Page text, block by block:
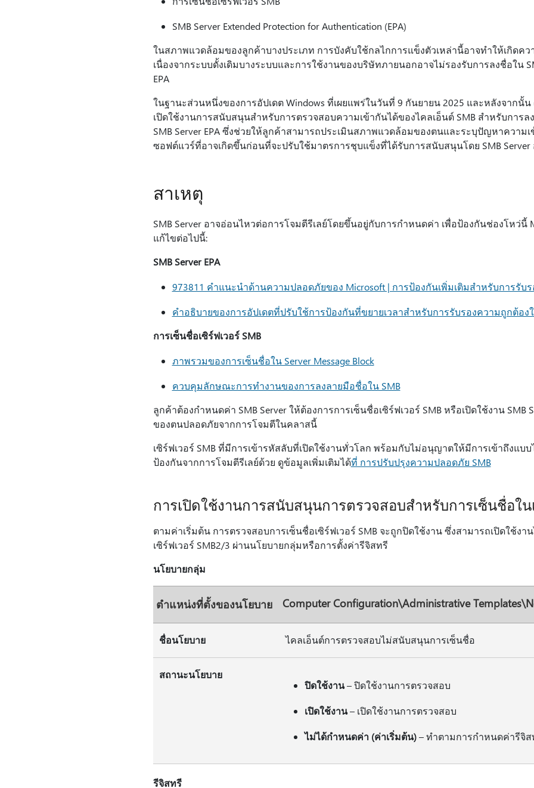
SMB Server Extended Protection for Authentication (EPA)
ในสภาพแวดล้อมของลูกค้าบางประเภท การบังคับใช้กลไกการแข็งตัวเหล่านี้อาจทําให้เกิดคว
เนื่องจากระบบดั้งเดิมบางระบบและการใช้งานของบริษัทภายนอกอาจไม่รองรับการลงชื่อใน
EPA
ในฐานะส่วนหนึ่งของการอัปเดต Windows ที่เผยแพร่ในวันที่ 9 กันยายน 2025 และหลังจากนั้น
เปิดใช้งานการสนับสนุนสําหรับการตรวจสอบความเข้ากันได้ของไคลเอ็นต์ SMB สําหรับการลง
SMB Server EPA ซึ่งช่วยให้ลูกค้าสามารถประเมินสภาพแวดล้อมของตนและระบุปัญหาควา
ซอฟต์แวร์ที่อาจเกิดขึ้นก่อนที่จะปรับใช้มาตรการชุบแข็งที่ได้รับการสนับสนุนโดย SMB Server
สาเหตุ
SMB Server อาจอ่อนไหวต่อการโจมตีรีเลย์โดยขึ้นอยู่กับการกําหนดค่า เพื่อป้องกันช่องโหว่นี้
แก้ไขต่อไปนี้:
SMB Server EPA
973811 คําแนะนําด้านความปลอดภัยของ Microsoft | การป้องกันเพิ่มเติมสําหรับการรับ
คําอธิบายของการอัปเดตที่ปรับใช้การป้องกันที่ขยายเวลาสําหรับการรับรองความถูกต้อง
การเซ็นชื่อเซิร์ฟเวอร์ SMB
ภาพรวมของการเซ็นชื่อใน Server Message Block
ควบคุมลักษณะการทํางานของการลงลายมือชื่อใน SMB
ลูกค้าต้องกําหนดค่า SMB Server ให้ต้องการการเซ็นชื่อเซิร์ฟเวอร์ SMB หรือเปิดใช้งาน SMB
ของตนปลอดภัยจากการโจมตีในคลาสนี้
เซิร์ฟเวอร์ SMB ที่มีการเข้ารหัสลับที่เปิดใช้งานทั่วโลก พร้อมกับไม่อนุญาตให้มีการเข้าถึงแบบ
ป้องกันจากการโจมตีรีเลย์ด้วย ดูข้อมูลเพิ่มเติมได้ที่ การปรับปรุงความปลอดภัย SMB
การเปิดใช้งานการสนับสนุนการตรวจสอบสําหรับการเซ็นชื่อใน
ตามค่าเริ่มต้น การตรวจสอบการเซ็นชื่อเซิร์ฟเวอร์ SMB จะถูกปิดใช้งาน ซึ่งสามารถเปิดใช้งาน
เซิร์ฟเวอร์ SMB2/3 ผ่านนโยบายกลุ่มหรือการตั้งค่ารีจิสทรี
นโยบายกลุ่ม
ตําแหน่งที่ตั้งของนโยบาย Computer Configuration\Administrative
ชื่อนโยบาย ไคลเอ็นต์การตรวจสอบไม่สนับสนุนการเซ็นชื่อ
สถานะนโยบาย
ปิดใช้งาน– ปิดใช้งานการตรวจสอบ
เปิดใช้งาน– เปิดใช้งานการตรวจสอบ
ไม่ได้กําหนดค่า (ค่าเริ่มต้น)– ทําตามการกําหนดค่ารีจิส
รีจิสทรี